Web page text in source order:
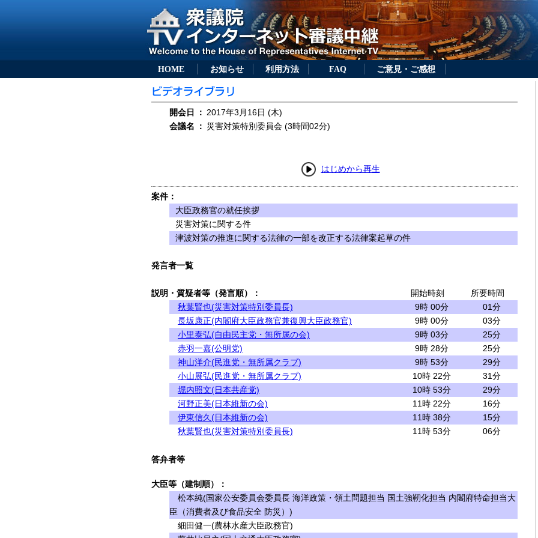
HOME お知らせ 利用方法 FAQ ご意見・ご感想
開会日 ： 2017年3月16日 (木)
会議名
： 災害対策特別委員会 (3時間02分)
はじめから再生
案件：
大臣政務官の就任挨拶
災害対策に関する件
津波対策の推進に関する法律の一部を改正する法律案起草の件
発言者一覧
説明・質疑者等（発言順）： 開始時刻
所要時間
秋葉賢也(災害対策特別委員長)
9時 00分
01分
長坂康正(内閣府大臣政務官兼復興大臣政務官)
9時 00分
03分
小里泰弘(自由民主党・無所属の会)
9時 03分
25分
赤羽一嘉(公明党)
9時 28分
25分
神山洋介(民進党・無所属クラブ)
9時 53分
29分
小山展弘(民進党・無所属クラブ)
10時 22分
31分
堀内照文(日本共産党)
10時 53分
29分
河野正美(日本維新の会)
11時 22分
16分
伊東信久(日本維新の会)
11時 38分
15分
秋葉賢也(災害対策特別委員長)
11時 53分 06分
答弁者等
大臣等（建制順）：
松本純(国家公安委員会委員長 海洋政策・領土問題担当 国土強靭化担当 内閣府特命担当大
臣（消費者及び食品安全 防災）)
細田健一(農林水産大臣政務官)